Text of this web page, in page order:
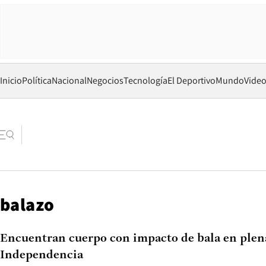
InicioPolíticaNacionalNegociosTecnologíaEl DeportivoMundo
balazo
Encuentran cuerpo con impacto de bala en
Independencia